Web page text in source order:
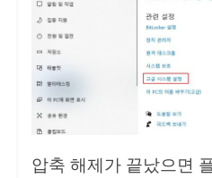
압축 해제가 끝났으면